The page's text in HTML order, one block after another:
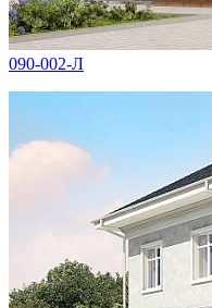
090-002-Л